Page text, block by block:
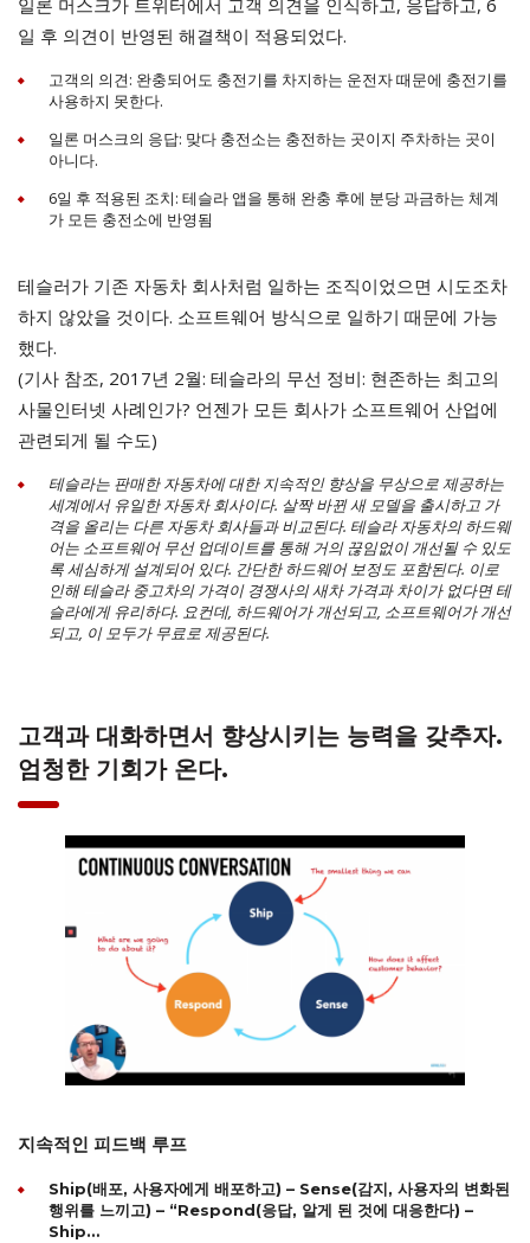
일론 머스크가 트위터에서 고객 의견을 인식하고, 응답하고, 6
일 후 의견이 반영된 해결책이 적용되었다.
고객의 의견: 완충되어도 충전기를 차지하는 운전자 때문에 충전기를
사용하지 못한다.
일론 머스크의 응답: 맞다 충전소는 충전하는 곳이지 주차하는 곳이
아니다.
6일 후 적용된 조치: 테슬라 앱을 통해 완충 후에 분당 과금하는 체계
가 모든 충전소에 반영됨
테슬러가 기존 자동차 회사처럼 일하는 조직이었으면 시도조차
하지 않았을 것이다. 소프트웨어 방식으로 일하기 때문에 가능
했다.
(기사 참조, 2017년 2월: 테슬라의 무선 정비: 현존하는 최고의
사물인터넷 사례인가? 언젠가 모든 회사가 소프트웨어 산업에
관련되게 될 수도)
테슬라는 판매한 자동차에 대한 지속적인 향상을 무상으로 제공하는
세계에서 유일한 자동차 회사이다. 살짝 바뀐 새 모델을 출시하고 가
격을 올리는 다른 자동차 회사들과 비교된다. 테슬라 자동차의 하드웨
어는 소프트웨어 무선 업데이트를 통해 거의 끊임없이 개선될 수 있도
록 세심하게 설계되어 있다. 간단한 하드웨어 보정도 포함된다. 이로
인해 테슬라 중고차의 가격이 경쟁사의 새차 가격과 차이가 없다면 테
슬라에게 유리하다. 요컨데, 하드웨어가 개선되고, 소프트웨어가 개선
되고, 이 모두가 무료로 제공된다.
고객과 대화하면서 향상시키는 능력을 갖추자.
엄청한 기회가 온다.
지속적인 피드백 루프
Ship(배포, 사용자에게 배포하고) – Sense(감지, 사용자의 변화된
행위를 느끼고) – “Respond(응답, 알게 된 것에 대응한다) –
Ship…